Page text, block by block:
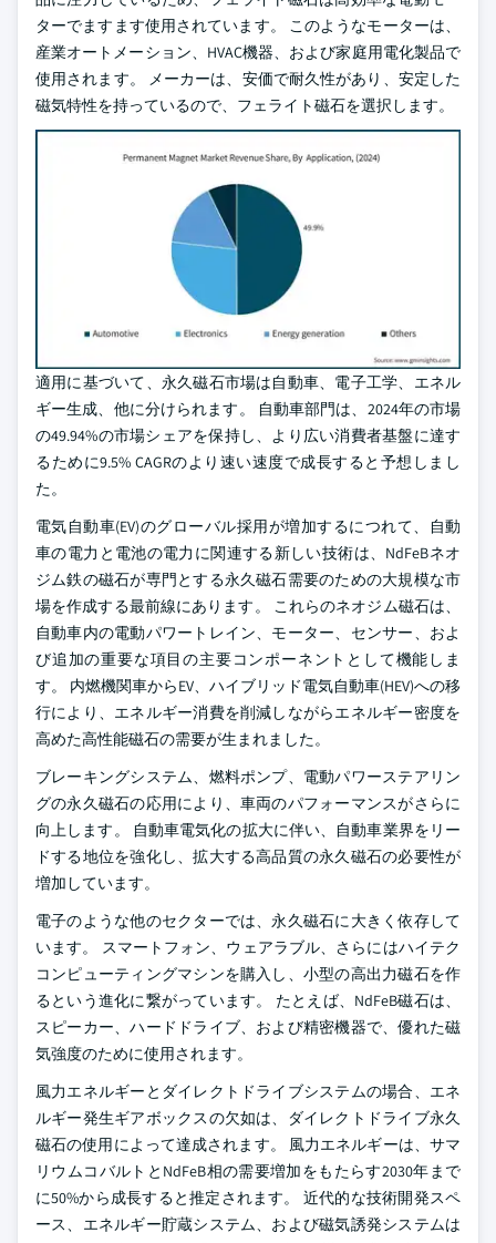
ターでますます使用されています。 このようなモーターは、
産業オートメーション、HVAC機器、および家庭用電化製品で
使用されます。 メーカーは、安価で耐久性があり、安定した
磁気特性を持っているので、フェライト磁石を選択します。
適用に基づいて、永久磁石市場は自動車、電子工学、エネル
ギー生成、他に分けられます。 自動車部門は、2024年の市場
の49.94%の市場シェアを保持し、より広い消費者基盤に達す
るために9.5% CAGRのより速い速度で成長すると予想しまし
た。
電気自動車(EV)のグローバル採用が増加するにつれて、自動
車の電力と電池の電力に関連する新しい技術は、NdFeBネオ
ジム鉄の磁石が専門とする永久磁石需要のための大規模な市
場を作成する最前線にあります。 これらのネオジム磁石は、
自動車内の電動パワートレイン、モーター、センサー、およ
び追加の重要な項目の主要コンポーネントとして機能しま
す。
内燃機関車からEV、ハイブリッド電気自動車(HEV)への移
行により、エネルギー消費を削減しながらエネルギー密度を
高めた高性能磁石の需要が生まれました。
ブレーキングシステム、燃料ポンプ、電動パワーステアリン
グの永久磁石の応用により、車両のパフォーマンスがさらに
向上します。
自動車電気化の拡大に伴い、自動車業界をリー
ドする地位を強化し、拡大する高品質の永久磁石の必要性が
増加しています。
電子のような他のセクターでは、永久磁石に大きく依存して
います。 スマートフォン、ウェアラブル、さらにはハイテク
コンピューティングマシンを購入し、小型の高出力磁石を作
るという進化に繋がっています。 たとえば、NdFeB磁石は、
スピーカー、ハードドライブ、および精密機器で、優れた磁
気強度のために使用されます。
風力エネルギーとダイレクトドライブシステムの場合、エネ
ルギー発生ギアボックスの欠如は、ダイレクトドライブ永久
磁石の使用によって達成されます。 風力エネルギーは、サマ
リウムコバルトとNdFeB相の需要増加をもたらす2030年まで
に50%から成長すると推定されます。 近代的な技術開発スペ
ース、エネルギー貯蔵システム、および磁気誘発システムは